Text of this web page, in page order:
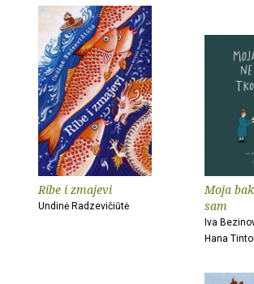
Ribe i zmajevi
Undinė Radzevičiūtė
Moja
sam
Iva
Hana